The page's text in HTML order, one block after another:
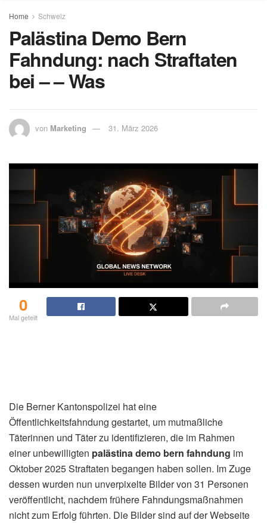
Home Schweiz
Palästina Demo Bern
Fahndung: nach Straftaten
bei – – Was
von Marketing 31. März 2026
0
Mal geteilt
Die Berner Kantonspolizei hat eine
Öffentlichkeitsfahndung gestartet, um mutmaßliche
Täterinnen und Täter zu identifizieren, die im Rahmen
einer unbewilligten palästina demo bern fahndung im
Oktober 2025 Straftaten begangen haben sollen. Im Zuge
dessen wurden nun unverpixelte Bilder von 31 Personen
veröffentlicht, nachdem frühere Fahndungsmaßnahmen
nicht zum Erfolg führten. Die Bilder sind auf der Webseite